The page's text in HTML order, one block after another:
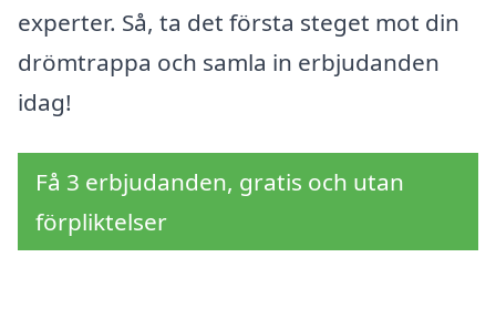
experter. Så, ta det första steget mot din
drömtrappa och samla in erbjudanden
idag!
Få 3 erbjudanden, gratis och utan
förpliktelser